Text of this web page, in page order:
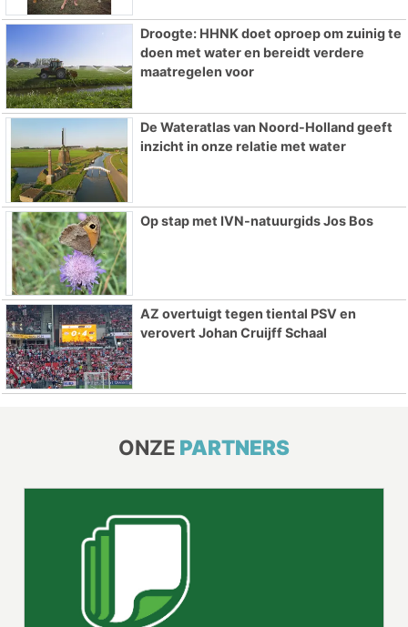
Droogte: HHNK doet oproep om zuinig te
doen met water en bereidt verdere
maatregelen voor
De Wateratlas van Noord-Holland geeft
inzicht in onze relatie met water
Op stap met IVN-natuurgids Jos Bos
AZ overtuigt tegen tiental PSV en
verovert Johan Cruijff Schaal
ONZE PARTNERS